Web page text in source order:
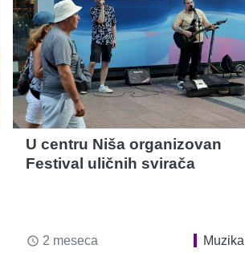
U centru Niša organizovan
Festival uličnih svirača
access_time 2 meseca Muzika